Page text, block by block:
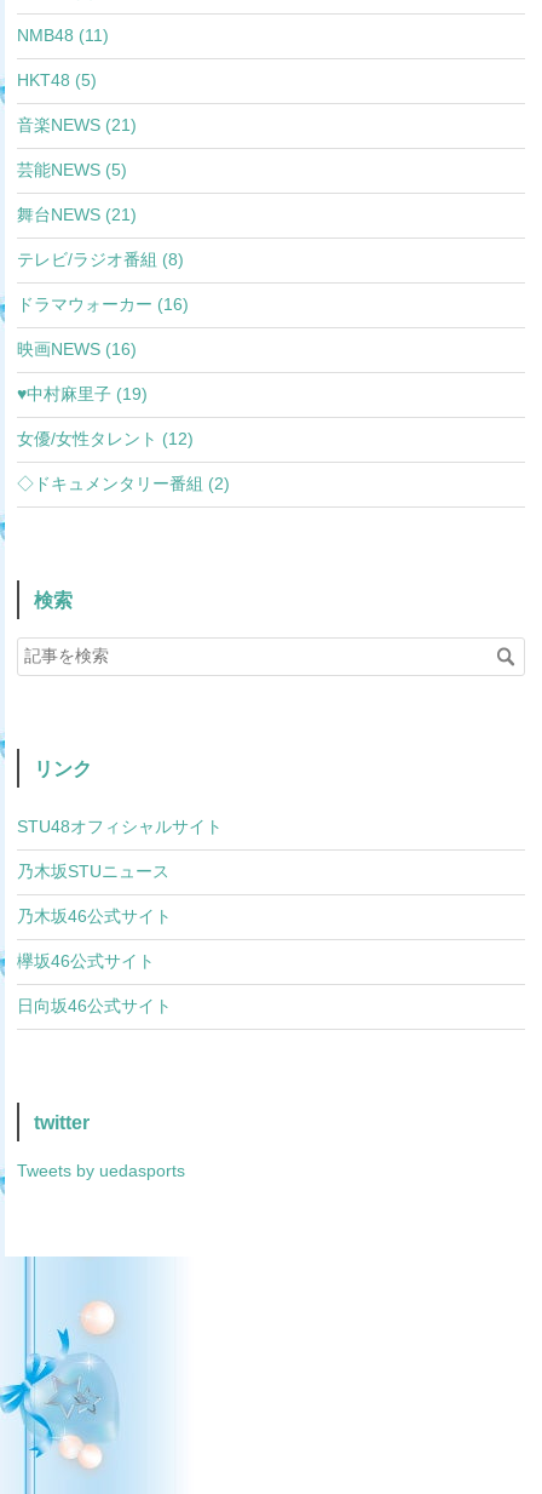
NMB48 (11)
HKT48 (5)
音楽NEWS (21)
芸能NEWS (5)
舞台NEWS (21)
テレビ/ラジオ番組 (8)
ドラマウォーカー (16)
映画NEWS (16)
♥中村麻里子 (19)
女優/女性タレント (12)
◇ドキュメンタリー番組 (2)
検索
リンク
STU48オフィシャルサイト
乃木坂STUニュース
乃木坂46公式サイト
欅坂46公式サイト
日向坂46公式サイト
twitter
Tweets by uedasports